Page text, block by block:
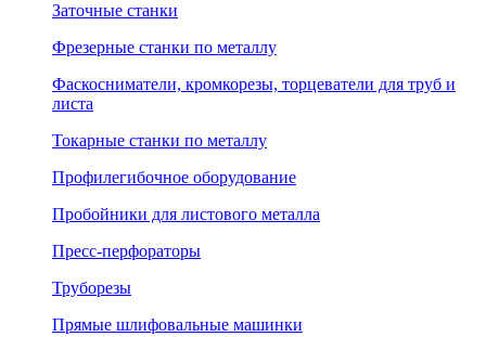
Заточные станки
Фрезерные станки по металлу
Фаскосниматели, кромкорезы, торцеватели для труб и
листа
Токарные станки по металлу
Профилегибочное оборудование
Пробойники для листового металла
Пресс-перфораторы
Труборезы
Прямые шлифовальные машинки